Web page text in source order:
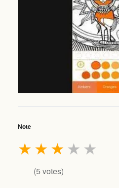
Note
★
★
★
★
★
(5 votes)